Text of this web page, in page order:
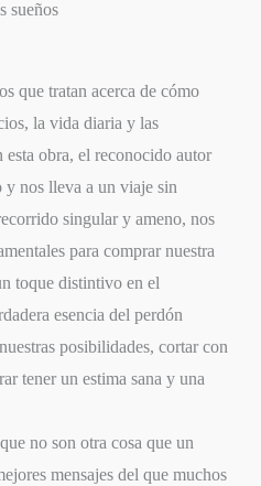
sueños
que tratan acerca de cómo
la vida diaria y las
esta obra, el reconocido autor
y nos lleva a un viaje sin
singular y ameno, nos
para comprar nuestra
toque distintivo en el
esencia del perdón
posibilidades, cortar con
tener un estima sana y una
no son otra cosa que un
mensajes del que muchos